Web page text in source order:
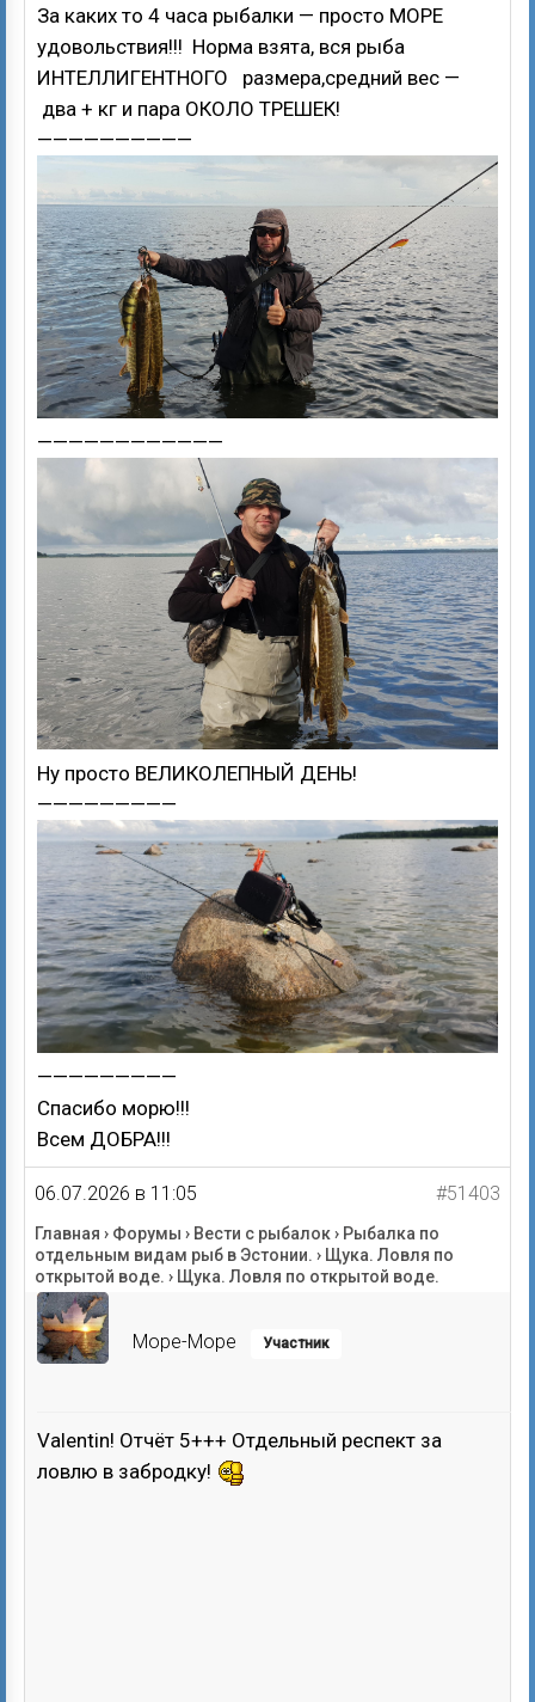
За каких то 4 часа рыбалки — просто МОРЕ
удовольствия!!! Норма взята, вся рыба
ИНТЕЛЛИГЕНТНОГО размера,средний вес —
два + кг и пара ОКОЛО ТРЕШЕК!
——————————
————————————
Ну просто ВЕЛИКОЛЕПНЫЙ ДЕНЬ!
—————————
—————————
Спасибо морю!!!
Всем ДОБРА!!!
06.07.2026 в 11:05 #51403
Главная › Форумы › Вести с рыбалок› Рыбалка по
отдельным видам рыб в Эстонии. › Щука. Ловля по
открытой воде. › Щука. Ловля по открытой воде.
Mope-Mope Участник
Valentin! Отчёт 5+++ Отдельный респект за
ловлю в забродку!